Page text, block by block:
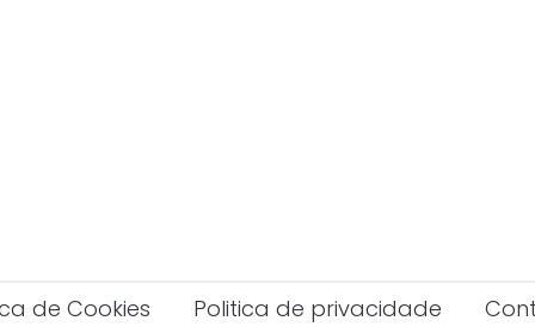
de Cookies Politica de privacidade